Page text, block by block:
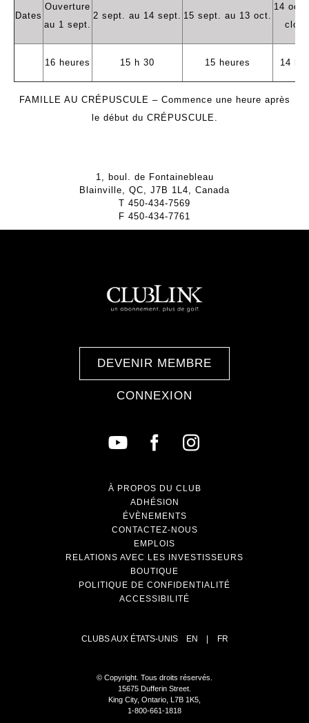
Dates
Ouverture
au 1 sept.
2 sept. au 14 sept. 15 sept. au 13 oct.
14 oct.
close
16 heures 15 h 30 15 heures 14 h
FAMILLE AU CRÉPUSCULE – Commence une heure après
le début du CRÉPUSCULE.
1, boul. de Fontainebleau
Blainville, QC, J7B 1L4, Canada
T 450-434-7569
F 450-434-7761
DEVENIR MEMBRE
CONNEXION
À PROPOS DU CLUB
ADHÉSION
ÉVÈNEMENTS
CONTACTEZ-NOUS
EMPLOIS
RELATIONS AVEC LES INVESTISSEURS
BOUTIQUE
POLITIQUE DE CONFIDENTIALITÉ
ACCESSIBILITÉ
CLUBS AUX ÉTATS-UNIS EN | FR
© Copyright. Tous droits réservés.
15675 Dufferin Street.
King City, Ontario, L7B 1K5,
1-800-661-1818